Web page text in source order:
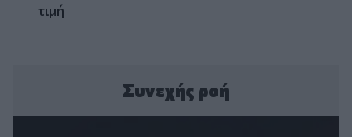
τιμή
Συνεχής ροή